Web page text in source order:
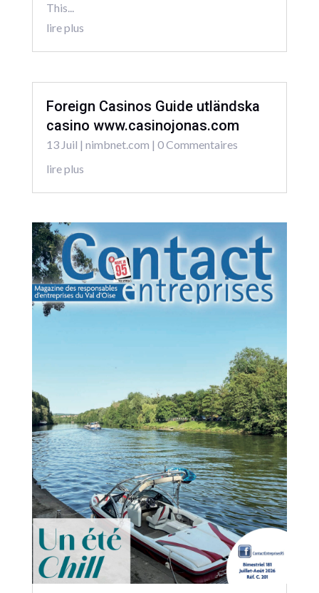
This...
lire plus
Foreign Casinos Guide utländska
casino www.casinojonas.com
13 Juil | nimbnet.com | 0 Commentaires
lire plus